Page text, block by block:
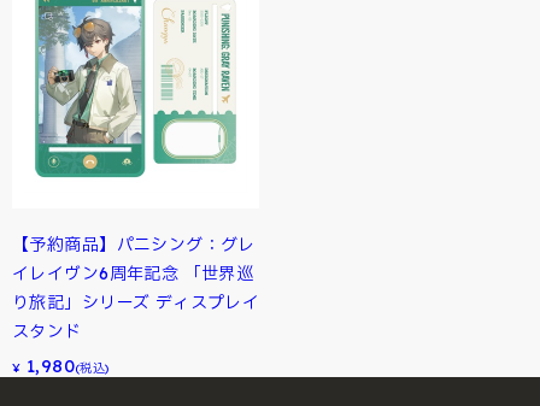
【予約商品】パニシング：グレ
イレイヴン6周年記念 「世界巡
り旅記」シリーズ ディスプレイ
スタンド
¥ 1,980(税込)